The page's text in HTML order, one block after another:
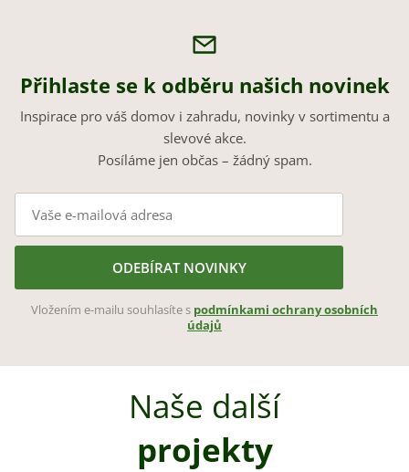
Přihlaste se k odběru našich novinek
Inspirace pro váš domov i zahradu, novinky v sortimentu a
slevové akce.
Posíláme jen občas – žádný spam.
ODEBÍRAT NOVINKY
Vložením e-mailu souhlasíte s podmínkami ochrany osobních
údajů
Naše další
projekty